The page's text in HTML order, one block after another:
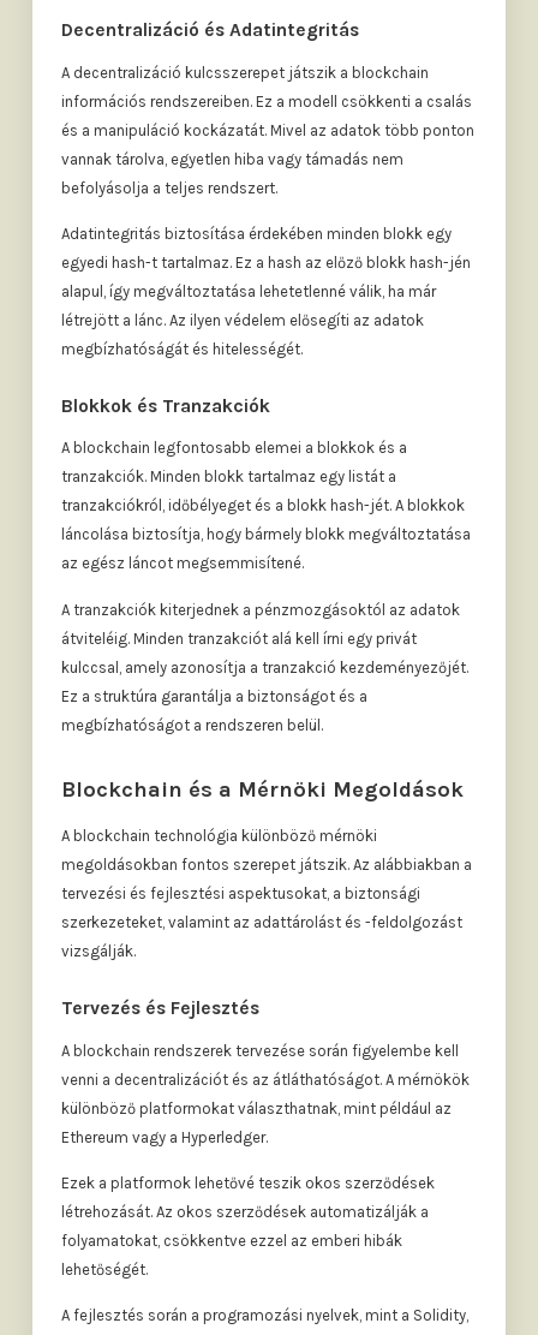
Decentralizáció és Adatintegritás
A decentralizáció kulcsszerepet játszik a blockchain
információs rendszereiben. Ez a modell csökkenti a csalás
és a manipuláció kockázatát. Mivel az adatok több ponton
vannak tárolva, egyetlen hiba vagy támadás nem
befolyásolja a teljes rendszert.
Adatintegritás biztosítása érdekében minden blokk egy
egyedi hash-t tartalmaz. Ez a hash az előző blokk hash-jén
alapul, így megváltoztatása lehetetlenné válik, ha már
létrejött a lánc. Az ilyen védelem elősegíti az adatok
megbízhatóságát és hitelességét.
Blokkok és Tranzakciók
A blockchain legfontosabb elemei a blokkok és a
tranzakciók. Minden blokk tartalmaz egy listát a
tranzakciókról, időbélyeget és a blokk hash-jét. A blokkok
láncolása biztosítja, hogy bármely blokk megváltoztatása
az egész láncot megsemmisítené.
A tranzakciók kiterjednek a pénzmozgásoktól az adatok
átviteléig. Minden tranzakciót alá kell írni egy privát
kulccsal, amely azonosítja a tranzakció kezdeményezőjét.
Ez a struktúra garantálja a biztonságot és a
megbízhatóságot a rendszeren belül.
Blockchain és a Mérnöki Megoldások
A blockchain technológia különböző mérnöki
megoldásokban fontos szerepet játszik. Az alábbiakban a
tervezési és fejlesztési aspektusokat, a biztonsági
szerkezeteket, valamint az adattárolást és -feldolgozást
vizsgálják.
Tervezés és Fejlesztés
A blockchain rendszerek tervezése során figyelembe kell
venni a decentralizációt és az átláthatóságot. A mérnökök
különböző platformokat választhatnak, mint például az
Ethereum vagy a Hyperledger.
Ezek a platformok lehetővé teszik okos szerződések
létrehozását. Az okos szerződések automatizálják a
folyamatokat, csökkentve ezzel az emberi hibák
lehetőségét.
A fejlesztés során a programozási nyelvek, mint a Solidity,